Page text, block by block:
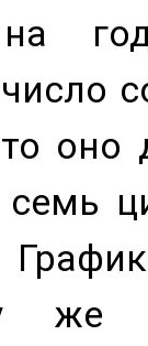
оно
же